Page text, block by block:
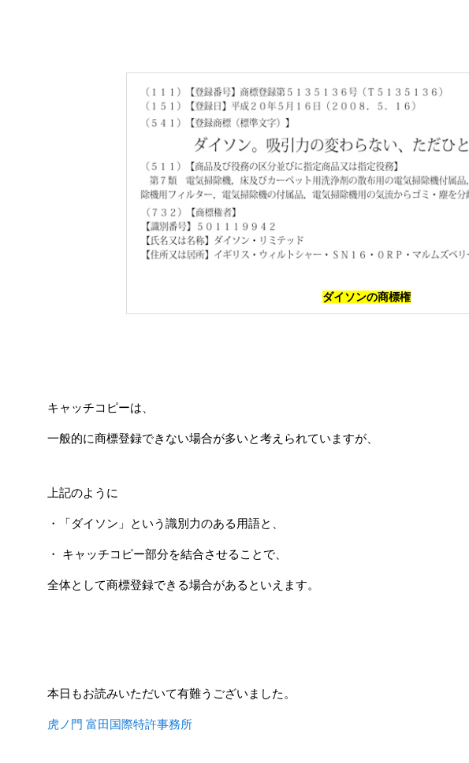
ダイソンの商標権
キャッチコピーは、
一般的に商標登録できない場合が多いと考えられていますが、
上記のように
・「ダイソン」という識別力のある用語と、
・ キャッチコピー部分を結合させることで、
全体として商標登録できる場合があるといえます。
本日もお読みいただいて有難うございました。
虎ノ門 富田国際特許事務所